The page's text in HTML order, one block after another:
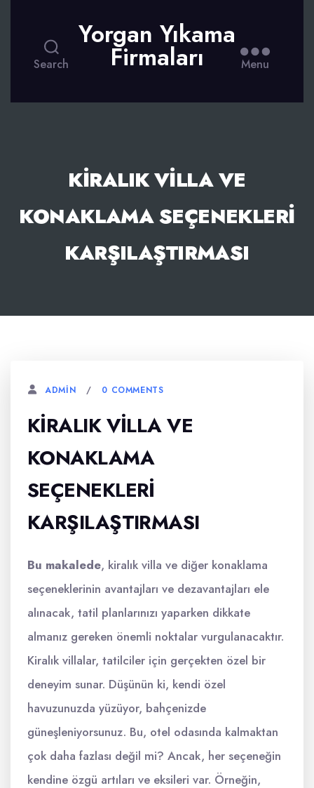
Search
Yorgan Yıkama
Firmaları Menu
KIRALIK VILLA VE
KONAKLAMA SEÇENEKLERI
KARŞILAŞTIRMASI
ADMIN 0 COMMENTS
KIRALIK VILLA VE
KONAKLAMA
SEÇENEKLERI
KARŞILAŞTIRMASI
Bu makalede, kiralık villa ve diğer konaklama
seçeneklerinin avantajları ve dezavantajları ele
alınacak, tatil planlarınızı yaparken dikkate
almanız gereken önemli noktalar vurgulanacaktır.
Kiralık villalar, tatilciler için gerçekten özel bir
deneyim sunar. Düşünün ki, kendi özel
havuzunuzda yüzüyor, bahçenizde
güneşleniyorsunuz. Bu, otel odasında kalmaktan
çok daha fazlası değil mi? Ancak, her seçeneğin
kendine özgü artıları ve eksileri var. Örneğin,